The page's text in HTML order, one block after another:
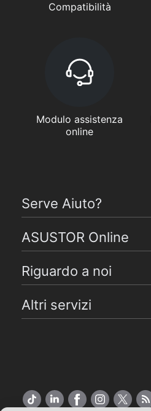
Compatibilità
Modulo assistenza
online
Serve Aiuto?
ASUSTOR Online
Riguardo a noi
Altri servizi